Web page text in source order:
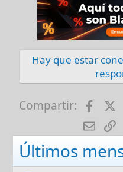
Hay que estar
Compartir:
E-mail
Últimos